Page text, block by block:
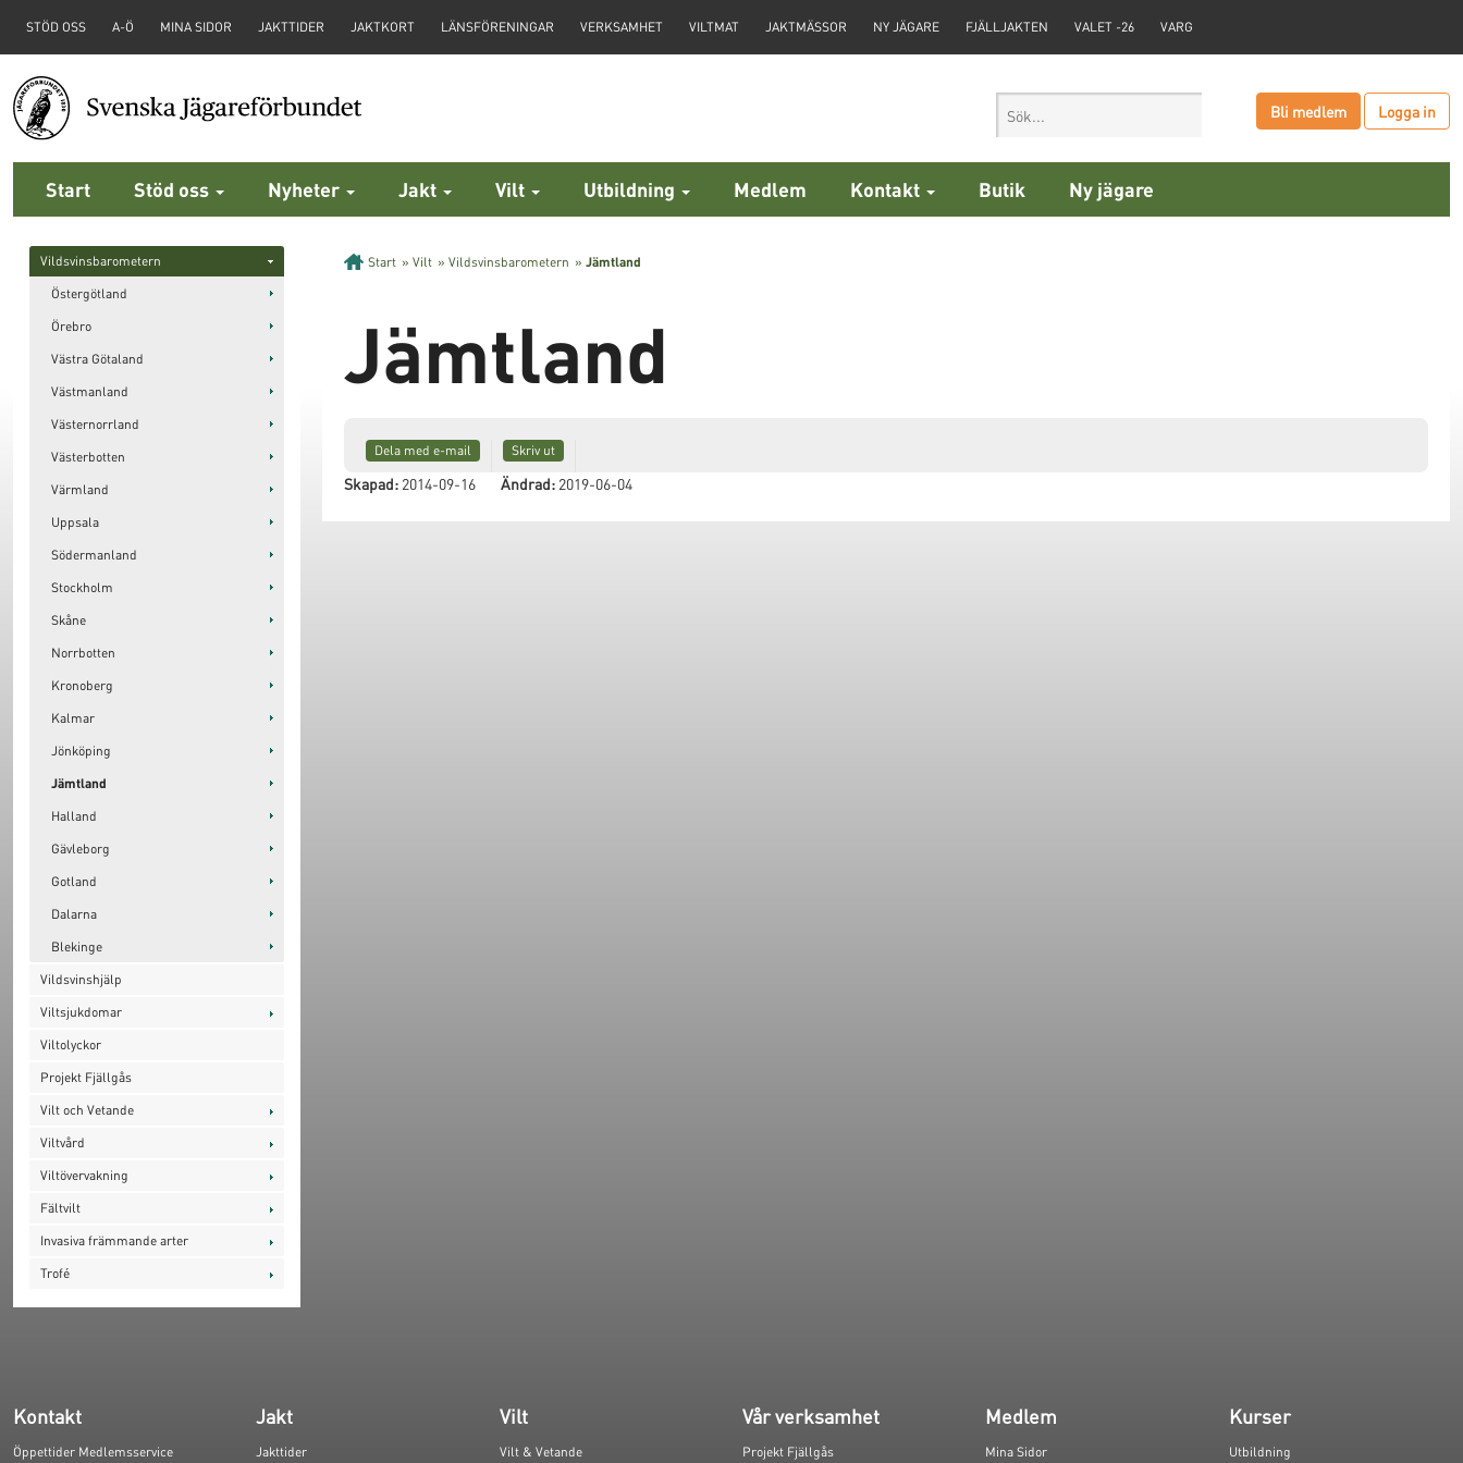
STÖD OSS A-Ö MINA SIDOR JAKTTIDER JAKTKORT LÄNSFÖRENINGAR VERKSAMHET VILTMAT JAKTMÄSSOR NY JÄGARE FJÄLLJAKTEN VALET -26 VARG
Bli medlem Logga in
Start Stöd oss Nyheter Jakt Vilt Utbildning Medlem Kontakt Butik Ny jägare
Vildsvinsbarometern
Östergötland
Örebro
Västra Götaland
Västmanland
Västernorrland
Västerbotten
Värmland
Uppsala
Södermanland
Stockholm
Skåne
Norrbotten
Kronoberg
Kalmar
Jönköping
Jämtland
Halland
Gävleborg
Gotland
Dalarna
Blekinge
Vildsvinshjälp
Viltsjukdomar
Viltolyckor
Projekt Fjällgås
Vilt och Vetande
Viltvård
Viltövervakning
Fältvilt
Invasiva främmande arter
Trofé
Start » Vilt » Vildsvinsbarometern » Jämtland
Jämtland
Dela med e-mail Skriv ut
Skapad:2014-09-16 Ändrad:2019-06-04
Kontakt
Öppettider Medlemsservice
Jakt
Jakttider
Vilt
Vilt & Vetande
Vår verksamhet
Projekt Fjällgås
Medlem
Mina Sidor
Kurser
Utbildning